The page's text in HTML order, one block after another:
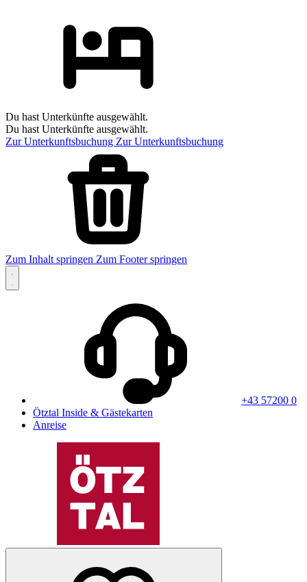
Du hast Unterkünfte ausgewählt.
Du hast Unterkünfte ausgewählt.
Zur Unterkunftsbuchung Zur Unterkunftsbuchung
Zum Inhalt springen Zum Footer springen
+43 57200 0
Ötztal Inside & Gästekarten
Anreise